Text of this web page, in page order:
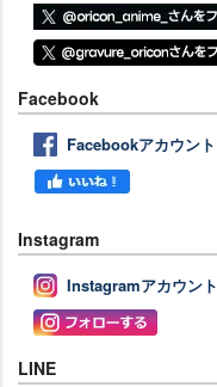
Facebook
Facebookアカウント
Instagram
Instagramアカウント
LINE